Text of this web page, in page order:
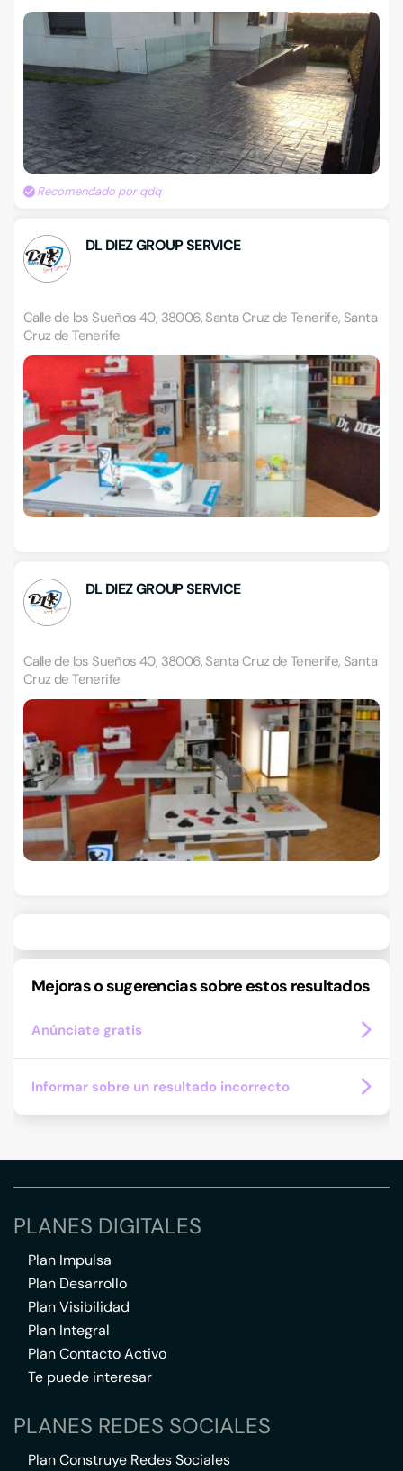
Recomendado por qdq
DL DIEZ GROUP SERVICE
Calle de los Sueños 40, 38006, Santa Cruz de Tenerife, Santa
Cruz de Tenerife
DL DIEZ GROUP SERVICE
Calle de los Sueños 40, 38006, Santa Cruz de Tenerife, Santa
Cruz de Tenerife
Mejoras o sugerencias sobre estos resultados
Anúnciate gratis
Informar sobre un resultado incorrecto
PLANES DIGITALES
Plan Impulsa
Plan Desarrollo
Plan Visibilidad
Plan Integral
Plan Contacto Activo
Te puede interesar
PLANES REDES SOCIALES
Plan Construye Redes Sociales